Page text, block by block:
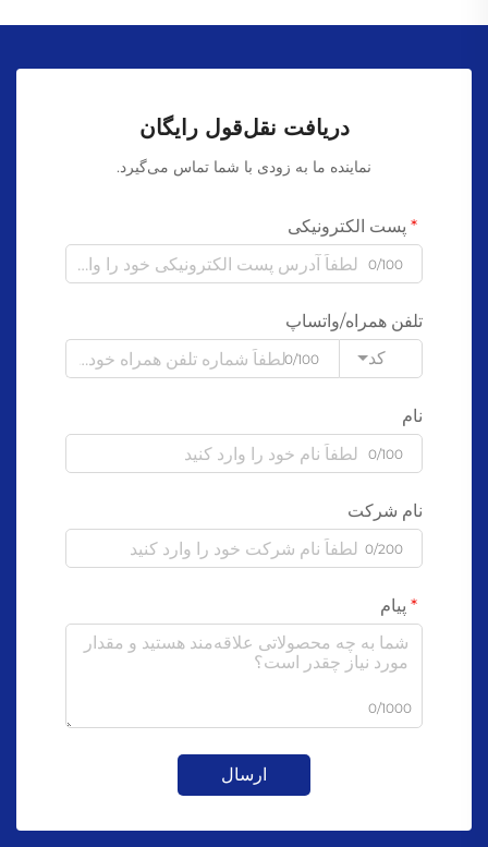
دریافت نقل‌قول رایگان
نماینده ما به زودی با شما تماس می‌گیرد.
پست الکترونیکی
0/100
تلفن همراه/واتساپ
کد
0/100
نام
0/100
نام شرکت
0/200
پیام
0/1000
ارسال